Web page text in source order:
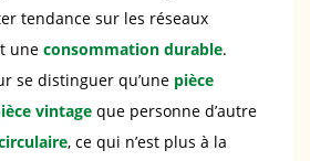
tendance sur les réseaux
une consommation durable.
se distinguer qu’une pièce
vintage que personne d’autre
, ce qui n’est plus à la